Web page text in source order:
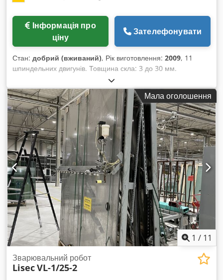
ціну
Зателефонувати
Стан: добрий (вживаний), Рік виготовлення: 2009, 11
шпиндельних двигунів. Товщина скла: 3 до 30 мм.
Мінімальний розмір скла: 85 x 150 мм. Швидкість: 0,5 до 5
хв. З водяним баком та насосом. Робочий напрямок: справа
наліво. Credpfxjvk Ed Rj Acmef Робоча висота: 780 мм.
Загальна довжина: 8520 мм. Глибина: 1130 мм. Загальна
висота: 4850 мм.
Мала оголошення
1 / 11
Зварювальний робот
LisecVL-1/25-2